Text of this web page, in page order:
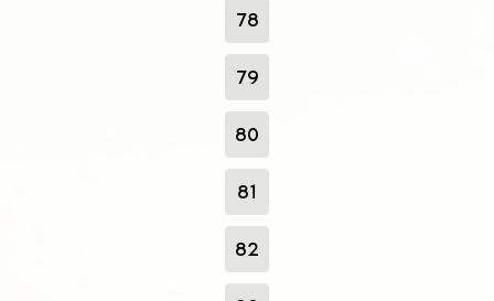
78
79
80
81
82